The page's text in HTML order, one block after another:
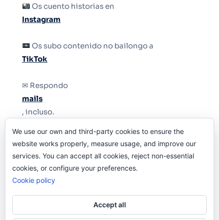
Os cuento historias en
Instagram
Os subo contenido no bailongo a
TikTok
✉ Respondo
mails
, incluso.
Y si una persona no puede tener teléfono, que
le quiten el teléfono.
We use our own and third-party cookies to ensure the
website works properly, measure usage, and improve our
services. You can accept all cookies, reject non-essential
cookies, or configure your preferences.
Cookie policy
Accept all